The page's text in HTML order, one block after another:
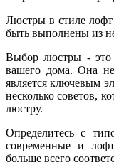
Люстры в стиле
быть выполнены из
Выбор люстры - это
вашего дома. Она
является ключевым
несколько советов,
люстру.
Определитесь с
современные и
больше всего